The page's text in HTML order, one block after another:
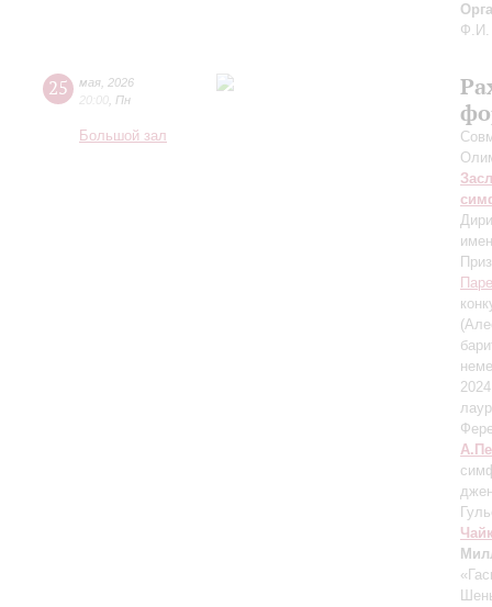
Ф.И.
25 мая 2026
20:00 Пн
Большой зал